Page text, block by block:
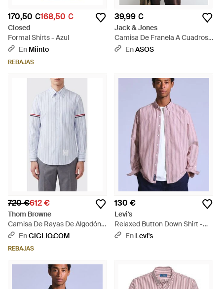
170,50 €168,50 €
Closed
Formal Shirts - Azul
En Miinto
REBAJAS
39,99 €
Jack & Jones
Camisa De Franela A Cuadros
Marrón - Neutro
EnASOS
720 €612 €
Thom Browne
Camisa De Rayas De Algodón
Con Cuello Button-Down - Azul
EnGIGLIO.COM
REBAJAS
130 €
Levi's
Relaxed Button Down Shirt -
Multicolor
En Levi's